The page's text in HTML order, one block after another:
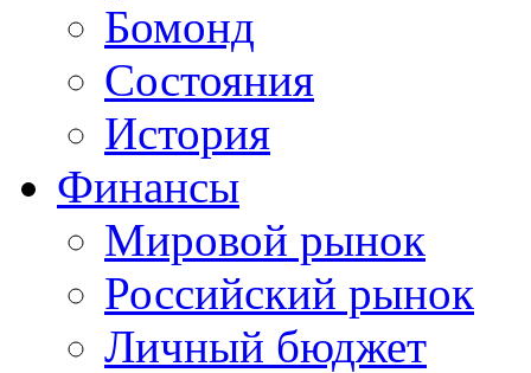
Бомонд
Состояния
История
Финансы
Мировой рынок
Российский рынок
Личный бюджет